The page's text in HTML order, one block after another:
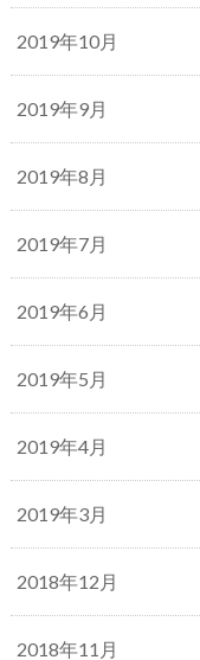
2019年10月
2019年9月
2019年8月
2019年7月
2019年6月
2019年5月
2019年4月
2019年3月
2018年12月
2018年11月